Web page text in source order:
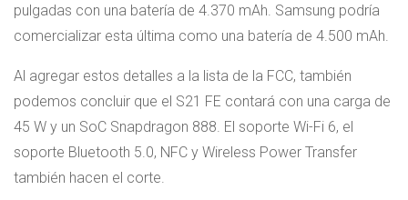
pulgadas con una batería de 4.370 mAh. Samsung podría
comercializar esta última como una batería de 4.500 mAh.
Al agregar estos detalles a la lista de la FCC, también
podemos concluir que el S21 FE contará con una carga de
45 W y un SoC Snapdragon 888. El soporte Wi-Fi 6, el
soporte Bluetooth 5.0, NFC y Wireless Power Transfer
también hacen el corte.